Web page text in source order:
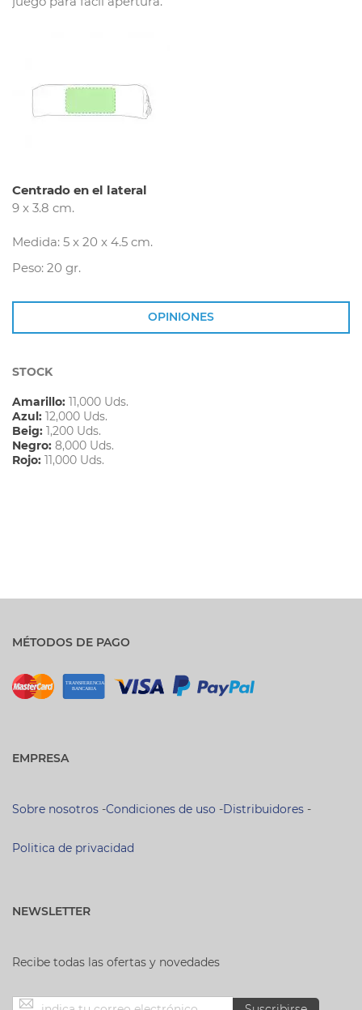
Centrado en el lateral
9 x 3.8 cm.
Medida: 5 x 20 x 4.5 cm.
Peso: 20 gr.
OPINIONES
STOCK
Amarillo: 11,000 Uds.
Azul: 12,000 Uds.
Beig: 1,200 Uds.
Negro: 8,000 Uds.
Rojo: 11,000 Uds.
MÉTODOS DE PAGO
EMPRESA
Sobre nosotros -Condiciones de uso -Distribuidores -
Politica de privacidad
NEWSLETTER
Recibe todas las ofertas y novedades